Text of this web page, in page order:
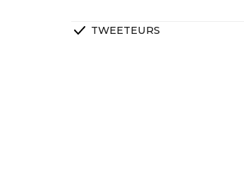
TWEETEURS